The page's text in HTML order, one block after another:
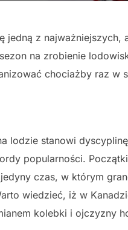
jedną z najważniejszych,
na zrobienie
chociażby raz w
lodzie stanowi
popularności.
czas, w którym
wiedzieć, iż w
kolebki i ojczyzny